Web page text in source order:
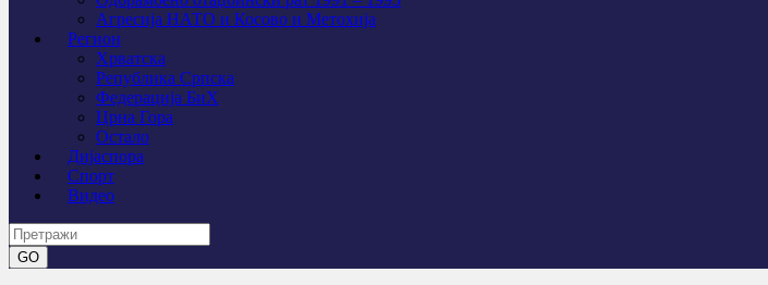
Агресија НАТО и Косово и Метохија
Регион
Хрватска
Република Српска
Федерација БиХ
Црна Гора
Остало
Дијаспора
Спорт
Видео